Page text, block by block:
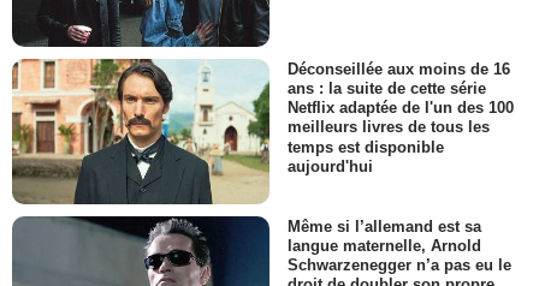
Déconseillée aux moins de 16
ans : la suite de cette série
Netflix adaptée de l'un des 100
meilleurs livres de tous les
temps est disponible
aujourd'hui
Même si l’allemand est sa
langue maternelle, Arnold
Schwarzenegger n’a pas eu le